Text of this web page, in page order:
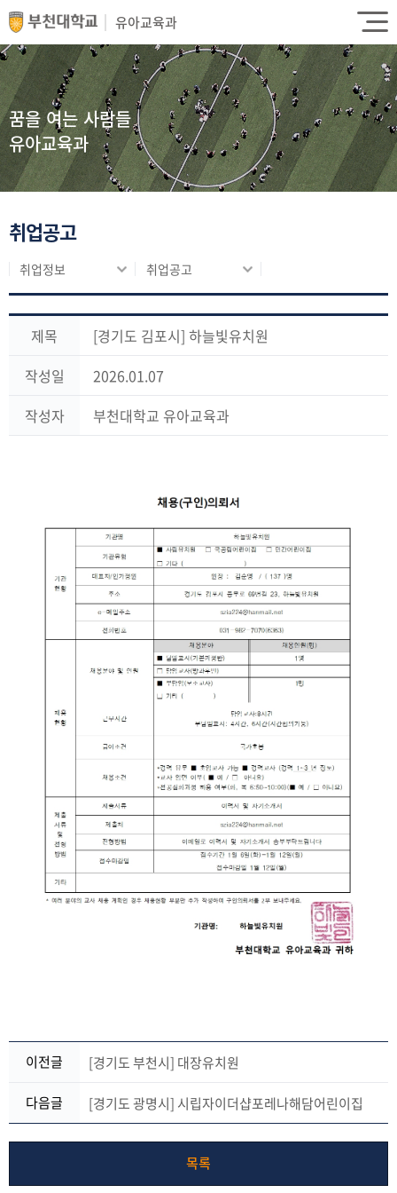
유아교육과
꿈을 여는 사람들
유아교육과
취업공고
취업정보 취업공고
제목
[경기도 김포시] 하늘빛유치원
작성일
2026.01.07
작성자
부천대학교 유아교육과
이전글 [경기도 부천시] 대장유치원
다음글 [경기도 광명시] 시립자이더샵포레나해담어린이집
목록